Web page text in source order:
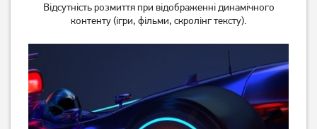
Відсутність розмиття при відображенні динамічного
контенту (ігри, фільми, скролінг тексту).